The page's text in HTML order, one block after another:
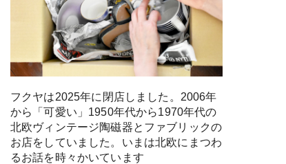
フクヤは2025年に閉店しました。2006年
から「可愛い」1950年代から1970年代の
北欧ヴィンテージ陶磁器とファブリックの
お店をしていました。いまは北欧にまつわ
るお話を時々かいています